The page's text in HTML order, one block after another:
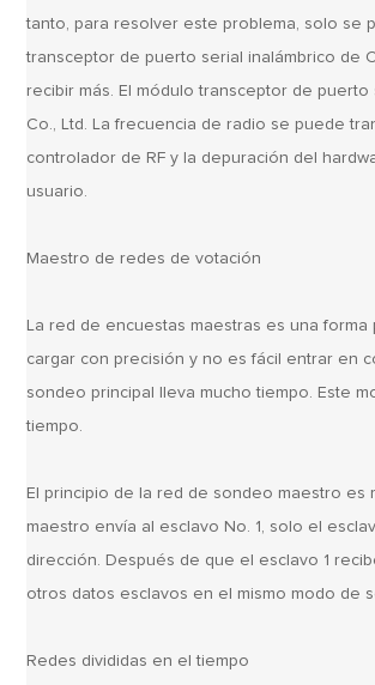
tanto, para resolver este problema, solo se
transceptor de puerto serial inalámbrico de
recibir más. El módulo transceptor de
Co., Ltd. La frecuencia de radio se puede
controlador de RF y la depuración del
usuario.
Maestro de redes de votación
La red de encuestas maestras es una
cargar con precisión y no es fácil entrar en
sondeo principal lleva mucho tiempo. Este
tiempo.
El principio de la red de sondeo maestro es
maestro envía al esclavo No. 1, solo el
dirección. Después de que el esclavo 1
otros datos esclavos en el mismo modo de
Redes divididas en el tiempo